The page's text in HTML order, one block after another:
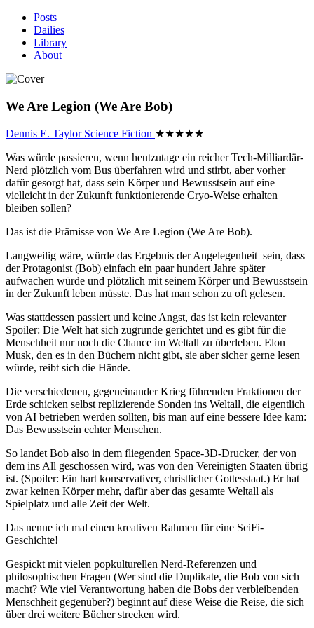
Posts
Dailies
Library
About
We Are Legion (We Are Bob)
Dennis E. Taylor Science Fiction ★★★★★
Was würde passieren, wenn heutzutage ein reicher Tech-Milliardär-
Nerd plötzlich vom Bus überfahren wird und stirbt, aber vorher
dafür gesorgt hat, dass sein Körper und Bewusstsein auf eine
vielleicht in der Zukunft funktionierende Cryo-Weise erhalten
bleiben sollen?
Das ist die Prämisse von We Are Legion (We Are Bob).
Langweilig wäre, würde das Ergebnis der Angelegenheit sein, dass
der Protagonist (Bob) einfach ein paar hundert Jahre später
aufwachen würde und plötzlich mit seinem Körper und Bewusstsein
in der Zukunft leben müsste. Das hat man schon zu oft gelesen.
Was stattdessen passiert und keine Angst, das ist kein relevanter
Spoiler: Die Welt hat sich zugrunde gerichtet und es gibt für die
Menschheit nur noch die Chance im Weltall zu überleben. Elon
Musk, den es in den Büchern nicht gibt, sie aber sicher gerne lesen
würde, reibt sich die Hände.
Die verschiedenen, gegeneinander Krieg führenden Fraktionen der
Erde schicken selbst replizierende Sonden ins Weltall, die eigentlich
von AI betrieben werden sollten, bis man auf eine bessere Idee kam:
Das Bewusstsein echter Menschen.
So landet Bob also in dem fliegenden Space-3D-Drucker, der von
dem ins All geschossen wird, was von den Vereinigten Staaten übrig
ist. (Spoiler: Ein hart konservativer, christlicher Gottesstaat.) Er hat
zwar keinen Körper mehr, dafür aber das gesamte Weltall als
Spielplatz und alle Zeit der Welt.
Das nenne ich mal einen kreativen Rahmen für eine SciFi-
Geschichte!
Gespickt mit vielen popkulturellen Nerd-Referenzen und
philosophischen Fragen (Wer sind die Duplikate, die Bob von sich
macht? Wie viel Verantwortung haben die Bobs der verbleibenden
Menschheit gegenüber?) beginnt auf diese Weise die Reise, die sich
über drei weitere Bücher strecken wird.